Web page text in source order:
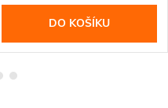
DO KOŠÍKU